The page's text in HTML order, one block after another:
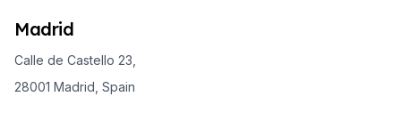
Madrid
Calle de Castello 23,
28001 Madrid, Spain